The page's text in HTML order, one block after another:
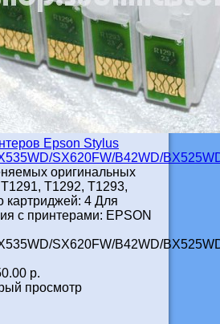
Epson Stylus
SX620FW/B42WD/
оригинальных
T1292, T1293,
картриджей: 4 Для
с принтерами: EPSON
SX620FW/B42WD/
р.
просмотр